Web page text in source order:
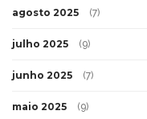
agosto 2025 (7)
julho 2025 (9)
junho 2025 (7)
maio 2025 (9)